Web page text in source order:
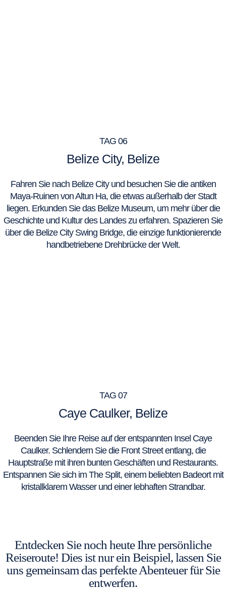
TAG 06
Belize City, Belize
Fahren Sie nach Belize City und besuchen Sie die antiken
Maya-Ruinen von Altun Ha, die etwas außerhalb der Stadt
liegen. Erkunden Sie das Belize Museum, um mehr über die
Geschichte und Kultur des Landes zu erfahren. Spazieren Sie
über die Belize City Swing Bridge, die einzige funktionierende
handbetriebene Drehbrücke der Welt.
TAG 07
Caye Caulker, Belize
Beenden Sie Ihre Reise auf der entspannten Insel Caye
Caulker. Schlendern Sie die Front Street entlang, die
Hauptstraße mit ihren bunten Geschäften und Restaurants.
Entspannen Sie sich im The Split, einem beliebten Badeort mit
kristallklarem Wasser und einer lebhaften Strandbar.
Entdecken Sie noch heute Ihre persönliche
Reiseroute! Dies ist nur ein Beispiel, lassen Sie
uns gemeinsam das perfekte Abenteuer für Sie
entwerfen.